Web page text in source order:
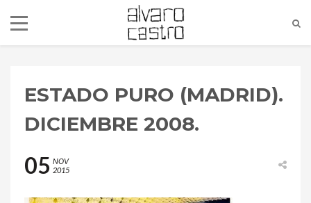
ESTADO PURO (MADRID).
DICIEMBRE 2008.
05 NOV
2015